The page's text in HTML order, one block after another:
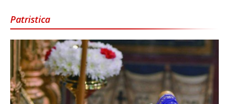
Patristica